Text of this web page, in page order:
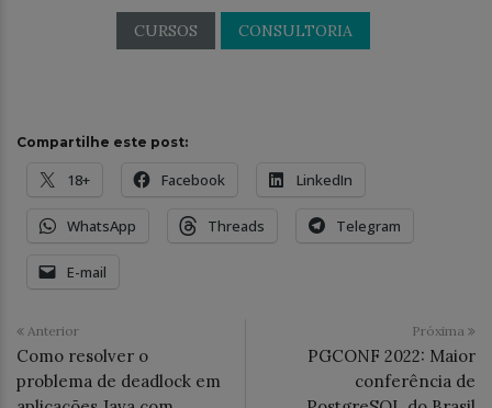
CURSOS CONSULTORIA
Compartilhe este post:
18+ Facebook LinkedIn
WhatsApp Threads Telegram
E-mail
Anterior
Como resolver o
problema de deadlock em
Próxima
PGCONF 2022: Maior
conferência de